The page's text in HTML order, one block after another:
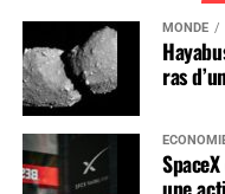
MONDE
ras
une